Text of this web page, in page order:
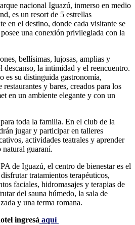
nacional Iguazú, inmerso en medio
es un resort de 5 estrellas
en el destino, donde cada visitante se
una conexión privilegiada con la
bellísimas, lujosas, amplias y
descanso, la intimidad y el reencuentro.
es su distinguida gastronomía,
y bares, creados para los
en un ambiente elegante y con un
toda la familia. En el club de la
jugar y participar en talleres
actividades teatrales y aprender
natural guaraní.
de Iguazú, el centro de bienestar es el
tratamientos terapéuticos,
faciales, hidromasajes y terapias de
del sauna húmedo, la sala de
y una terma romana.
ingresá aquí